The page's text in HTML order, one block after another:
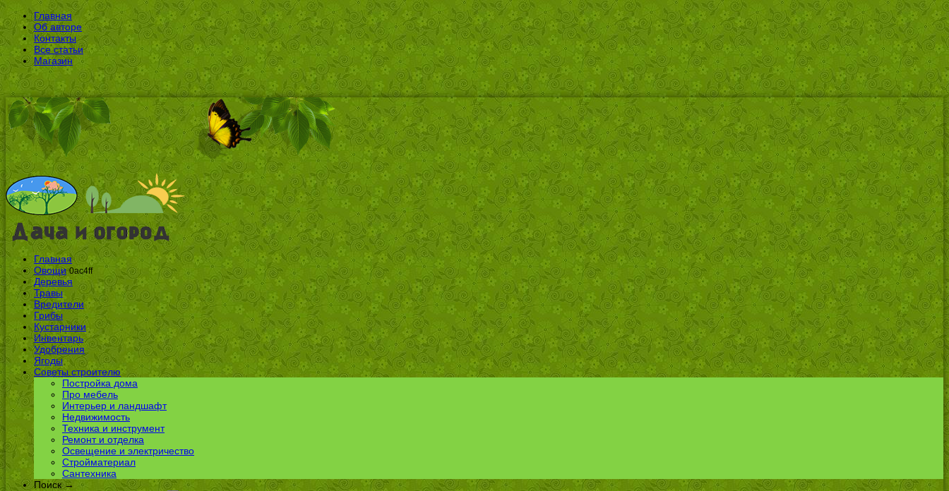
Главная
Об авторе
Контакты
Все статьи
Магазин
Главная
Овощи 0ac4ff
Деревья
Травы
Вредители
Грибы
Кустарники
Инвентарь
Удобрения
Ягоды
Советы строителю
Постройка дома
Про мебель
Интерьер и ландшафт
Недвижимость
Техника и инструмент
Ремонт и отделка
Освещение и электричество
Стройматериал
Сантехника
Поиск →